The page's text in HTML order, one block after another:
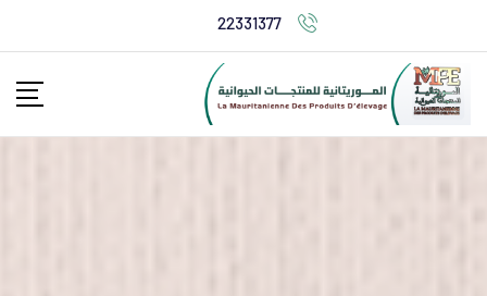
22331377